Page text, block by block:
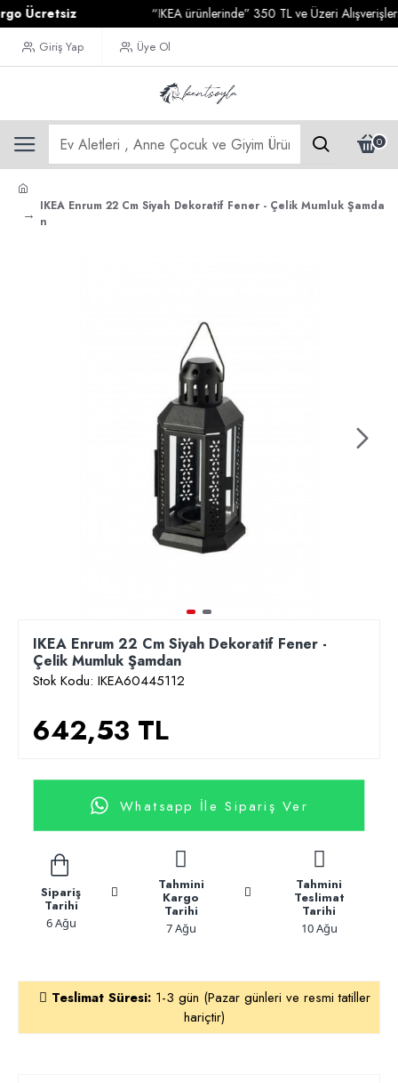
“IKEA ürünlerinde” 350 TL ve Üzeri
Giriş Yap Üye Ol
0
IKEA Enrum 22 Cm Siyah Dekoratif Fener - Çelik Mumluk Şamda
n
IKEA Enrum 22 Cm Siyah Dekoratif Fener -
Çelik Mumluk Şamdan
Stok Kodu: IKEA60445112
642,53 TL
Whatsapp İle Sipariş Ver
Sipariş
Tarihi
6 Ağu
Tahmini
Kargo
Tarihi
7 Ağu
Tahmini
Teslimat
Tarihi
10 Ağu
Teslimat Süresi:1-3 gün (Pazar günleri ve resmi tatiller
hariçtir)